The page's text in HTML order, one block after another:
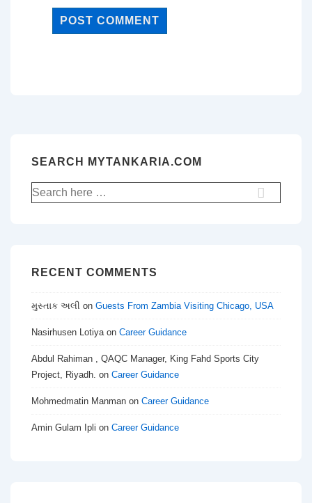
SEARCH MYTANKARIA.COM
Search
for:
RECENT COMMENTS
મુસ્તાક અલી on Guests From Zambia Visiting Chicago, USA
Nasirhusen Lotiyaon Career Guidance
Abdul Rahiman , QAQC Manager, King Fahd Sports City
Project, Riyadh. on Career Guidance
Mohmedmatin Manman on Career Guidance
Amin Gulam Ipli on Career Guidance